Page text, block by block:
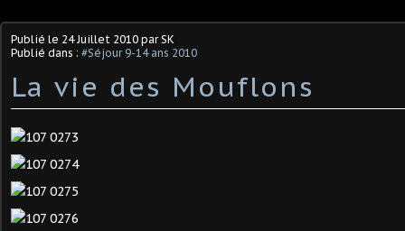
Publié le 24 Juillet 2010 par SK
Publié dans : #Séjour 9-14 ans 2010
La vie des Mouflons